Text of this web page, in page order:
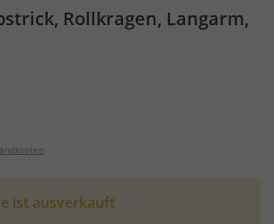
Rollkragen, Langarm,
ist ausverkauft